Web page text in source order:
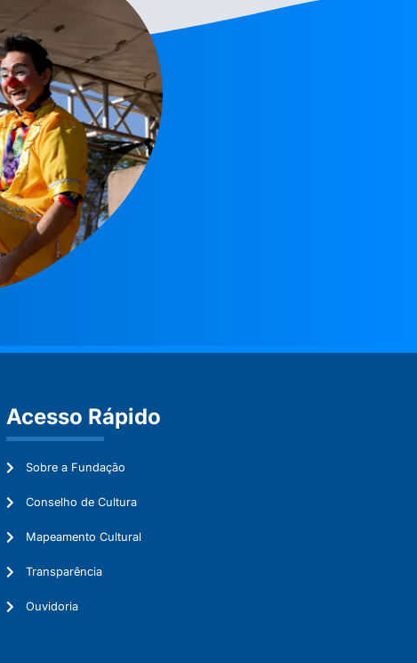
Acesso Rápido
Sobre a Fundação
Conselho de Cultura
Mapeamento Cultural
Transparência
Ouvidoria